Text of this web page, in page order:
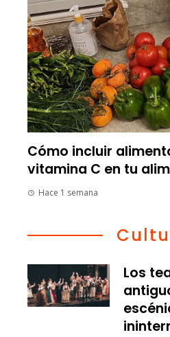
Cómo incluir
vitamina C en tu
Hace 1 semana
Los